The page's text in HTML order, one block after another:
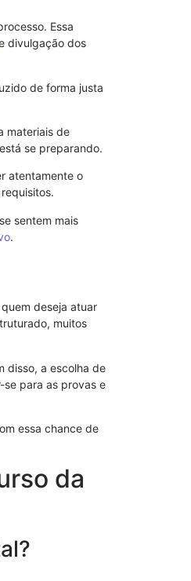
Essa
divulgação dos
de forma justa
materiais de
se preparando.
atentamente o
sentem mais
.
deseja atuar
muitos
disso, a escolha de
se para as provas e
essa chance de
da